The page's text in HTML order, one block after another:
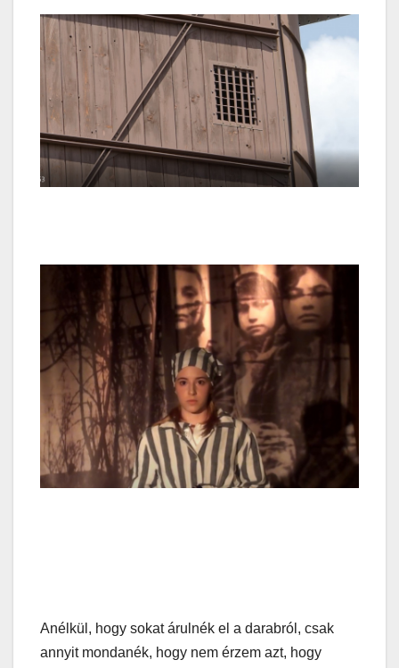
Anélkül, hogy sokat árulnék el a darabról, csak
annyit mondanék, hogy nem érzem azt, hogy